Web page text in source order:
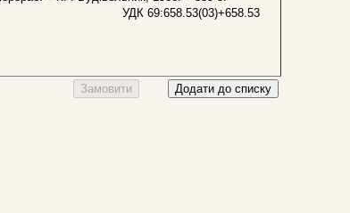
УДК 69:658.53(03)+658.53
Замовити Додати до списку